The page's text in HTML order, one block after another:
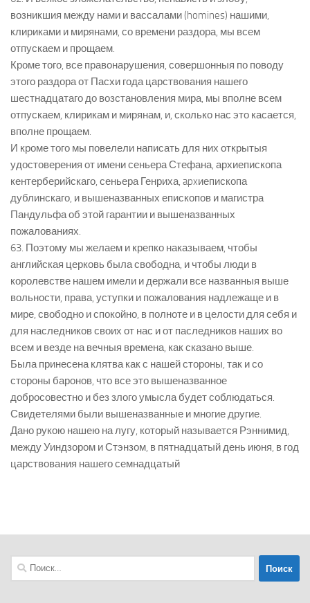
возникшия между нами и вассалами (homines) нашими,
клириками и мирянами, со времени раздора, мы всем
отпускаем и прощаем.
Кроме того, все правонарушения, совершонныя по поводу
этого раздора от Пасхи года царствования нашего
шестнадцатаго до возстановления мира, мы вполне всем
отпускаем, клирикам и мирянам, и, сколько нас это касается,
вполне прощаем.
И кроме того мы повелели написать для них открытыя
удостоверения от имени сеньера Стефана, архиепископа
кентерберийскаго, сеньера Генриха, apxиепископа
дублинскаго, и вышеназванных епископов и магистра
Пандульфа об этой гарантии и вышеназванных
пожалованиях.
63. Поэтому мы желаем и крепко наказываем, чтобы
английская церковь была свободна, и чтобы люди в
королевстве нашем имели и держали все названныя выше
вольности, права, уступки и пожалования надлежаще и в
мире, свободно и спокойно, в полноте и в целости для себя и
для наследников своих от нас и от паследников наших во
всем и везде на вечныя времена, как сказано выше.
Была принесена клятва как с нашей стороны, так и со
стороны баронов, что все это вышеназванное
добросовестно и без злого умысла будет соблюдаться.
Свидетелями были вышеназванные и многие другие.
Дано рукою нашею на лугу, который называется Рэннимид,
между Уиндзором и Стэнзом, в пятнадцатый день июня, в год
царствования нашего семнадцатый
Найти: